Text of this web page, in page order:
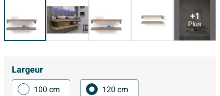
+1
Plus
Largeur
100 cm
120 cm